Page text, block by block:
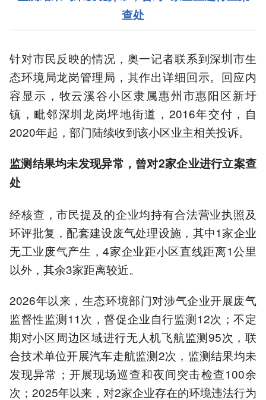
查处
针对市民反映的情况，奥一记者联系到深圳市生
态环境局龙岗管理局，其作出详细回示。回应内
容显示，牧云溪谷小区隶属惠州市惠阳区新圩
镇，毗邻深圳龙岗坪地街道，2016年交付，自
2020年起，部门陆续收到该小区业主相关投诉。
监测结果均未发现异常，曾对2家企业进行立案查
处
经核查，市民提及的企业均持有合法营业执照及
环评批复，配套建设废气处理设施，其中1家企业
无工业废气产生，4家企业距小区直线距离1公里
以外，其余3家距离较近。
2026年以来，生态环境部门对涉气企业开展废气
监督性监测11次，督促企业自行监测12次；不定
期对小区周边区域进行无人机飞航监测95次，联
合技术单位开展汽车走航监测2次，监测结果均未
发现异常；开展现场巡查和夜间突击检查100余
次；2025年以来，对2家企业存在的环境违法行为